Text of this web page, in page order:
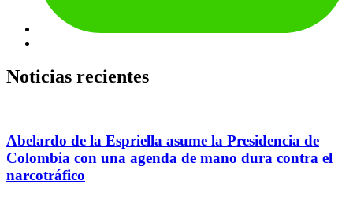
Noticias recientes
Abelardo de la Espriella asume la Presidencia de
Colombia con una agenda de mano dura contra el
narcotráfico